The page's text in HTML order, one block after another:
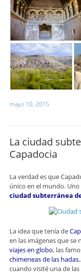
mayo 10, 2015
La ciudad
Capadocia
La verdad es que
único en el mundo.
ciudad subterránea
La idea que tenía de
en las imágenes que se
viajes en globo, las
chimeneas de las hadas
cuando visité una de